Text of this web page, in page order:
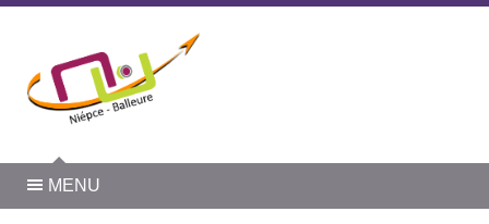
MENU
Panneau de gestion des cookies